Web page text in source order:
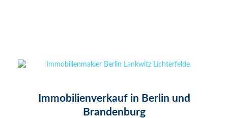
Immobilienverkauf in Berlin und
Brandenburg